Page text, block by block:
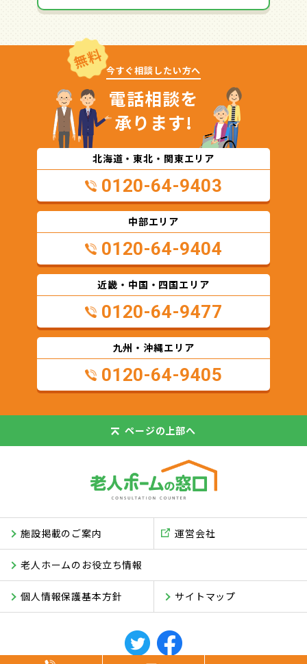
無料 今すぐ相談したい方へ
電話相談を
承ります!
北海道・東北・関東エリア
0120-64-9403
中部エリア
0120-64-9404
近畿・中国・四国エリア
0120-64-9477
九州・沖縄エリア
0120-64-9405
ページの 上部へ
施設掲載のご案内
老人ホームのお役立ち情報
サイトマップ
運営会社
個人情報保護基本方針